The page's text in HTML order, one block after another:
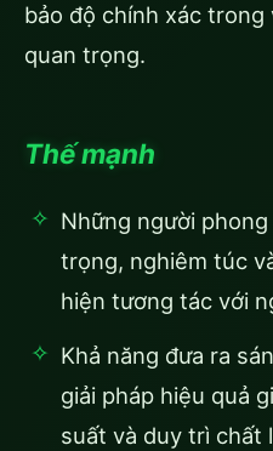
bảo độ chính xác
quan trọng.
Thế mạnh
Những người
trọng, nghiêm túc
hiện tương tác với
Khả năng đưa ra
giải pháp hiệu quả
suất và duy trì chất